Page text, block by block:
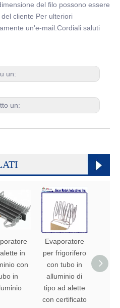
del filo possono essere
cliente Per ulteriori
un'e-mail.Cordiali saluti
un:
un:
in
con
in
Evaporatore
per frigorifero
con tubo in
alluminio di
tipo ad alette
con certificato
con